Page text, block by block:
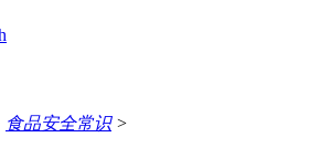
食品安全常识>